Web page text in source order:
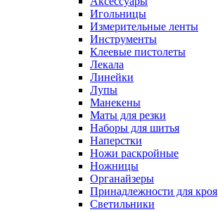
Игольницы
Измерительные ленты
Инструменты
Клеевые пистолеты
Лекала
Линейки
Лупы
Манекены
Маты для резки
Наборы для шитья
Наперстки
Ножи раскройные
Ножницы
Органайзеры
Принадлежности для кроя
Светильники